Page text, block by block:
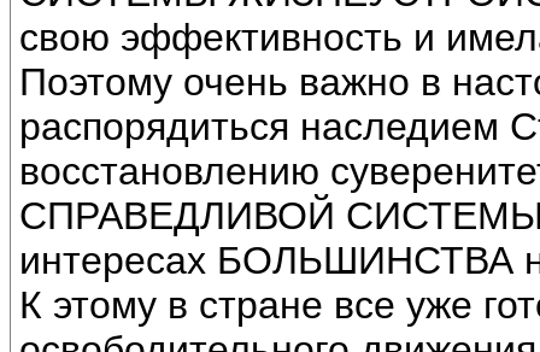
свою эффективность и
Поэтому очень важно в
распорядиться наследием
восстановлению
СПРАВЕДЛИВОЙ
интересах БОЛЬШИНСТВА
К этому в стране все уже